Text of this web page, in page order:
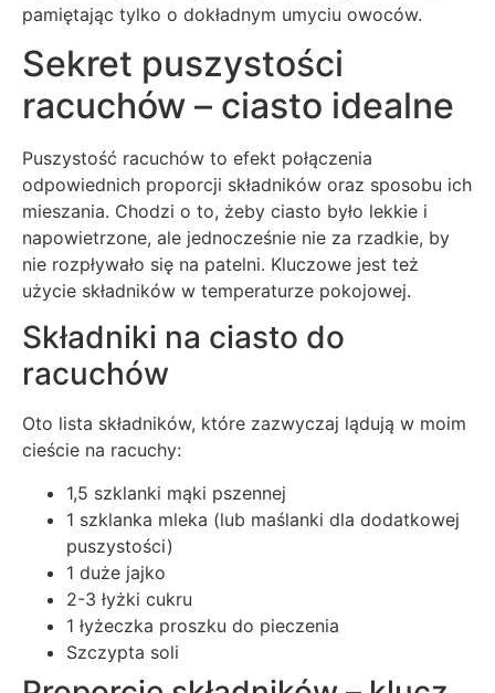
pamiętając tylko o dokładnym umyciu owoców.
Sekret puszystości
racuchów – ciasto idealne
Puszystość racuchów to efekt połączenia
odpowiednich proporcji składników oraz sposobu ich
mieszania. Chodzi o to, żeby ciasto było lekkie i
napowietrzone, ale jednocześnie nie za rzadkie, by
nie rozpływało się na patelni. Kluczowe jest też
użycie składników w temperaturze pokojowej.
Składniki na ciasto do
racuchów
Oto lista składników, które zazwyczaj lądują w moim
cieście na racuchy:
1,5 szklanki mąki pszennej
1 szklanka mleka (lub maślanki dla dodatkowej
puszystości)
1 duże jajko
2-3 łyżki cukru
1 łyżeczka proszku do pieczenia
Szczypta soli